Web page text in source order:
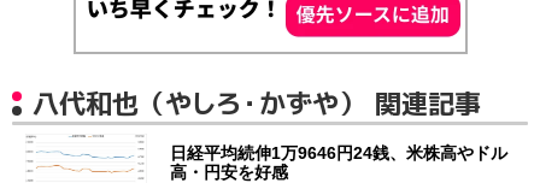
八代和也（やしろ・かずや） 関連記事
日経平均続伸1万9646円24銭、米株高やドル
高・円安を好感